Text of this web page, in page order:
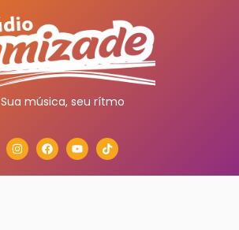
Sua música, seu rítmo